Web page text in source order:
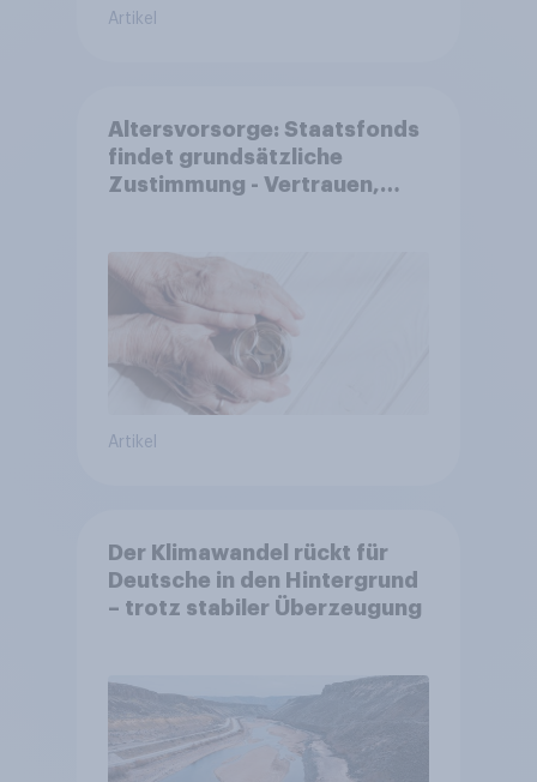
Artikel
Altersvorsorge: Staatsfonds
findet grundsätzliche
Zustimmung - Vertrauen,
Akzeptanz
Artikel
Der Klimawandel rückt für
Deutsche in den Hintergrund
– trotz stabiler Überzeugung